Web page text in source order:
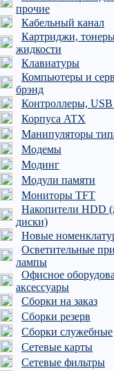
прочие
Кабельный канал
Картриджи,
жидкости
Клавиатуры
Компьютеры и
брэнд
Контроллеры,
Корпуса ATX
Манипуляторы
Модемы
Модинг
Модули памяти
Мониторы TFT
Накопители HDD
диски)
Новые
Осветительные
лампы
Офисное
аксессуары
Сборки на заказ
Сборки резерв
Сборки служебные
Сетевые карты
Сетевые фильтры